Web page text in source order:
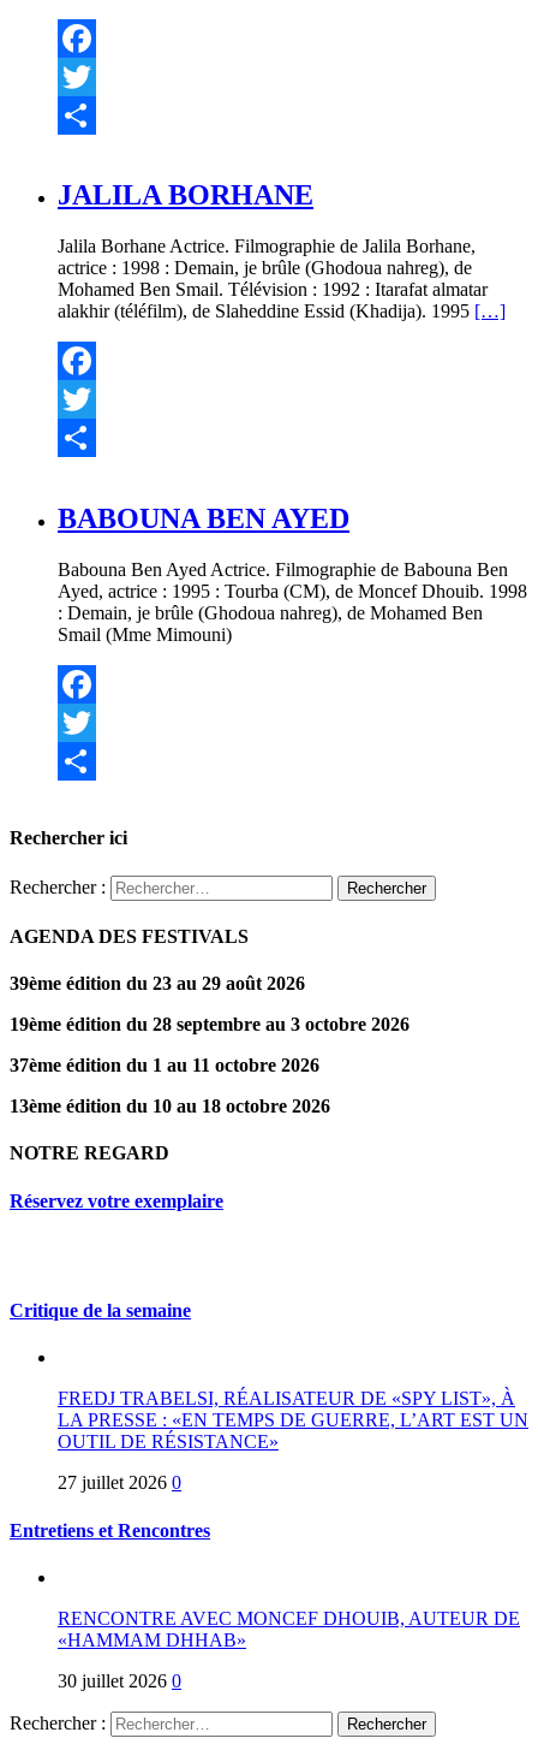
Facebook
Twitter
JALILA BORHANE
Jalila Borhane Actrice. Filmographie de Jalila Borhane,
actrice : 1998 : Demain, je brûle (Ghodoua nahreg), de
Mohamed Ben Smail. Télévision : 1992 : Itarafat almatar
alakhir (téléfilm), de Slaheddine Essid (Khadija). 1995 […]
Facebook
Twitter
BABOUNA BEN AYED
Babouna Ben Ayed Actrice. Filmographie de Babouna Ben
Ayed, actrice : 1995 : Tourba (CM), de Moncef Dhouib. 1998
: Demain, je brûle (Ghodoua nahreg), de Mohamed Ben
Smail (Mme Mimouni)
Facebook
Twitter
Rechercher ici
Rechercher :
AGENDA DES FESTIVALS
39ème édition du 23 au 29 août 2026
19ème édition du 28 septembre au 3 octobre 2026
37ème édition du 1 au 11 octobre 2026
13ème édition du 10 au 18 octobre 2026
NOTRE REGARD
Réservez votre exemplaire
Critique de la semaine
FREDJ TRABELSI, RÉALISATEUR DE «SPY LIST», À
LA PRESSE : «EN TEMPS DE GUERRE, L’ART EST UN
OUTIL DE RÉSISTANCE»
27 juillet 2026 0
Entretiens et Rencontres
RENCONTRE AVEC MONCEF DHOUIB, AUTEUR DE
«HAMMAM DHHAB»
30 juillet 2026 0
Rechercher :